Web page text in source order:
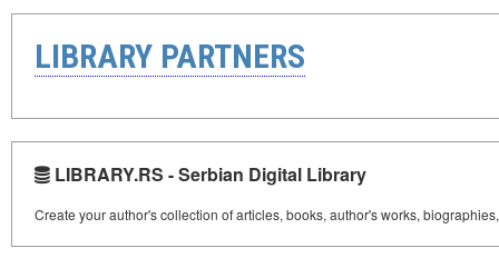
LIBRARY PARTNERS
LIBRARY.RS - Serbian Digital Library
Create your author's collection of articles, books, author's works,